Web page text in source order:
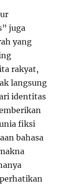
juga
yang
rakyat,
langsung
identitas
fiksi
bahasa